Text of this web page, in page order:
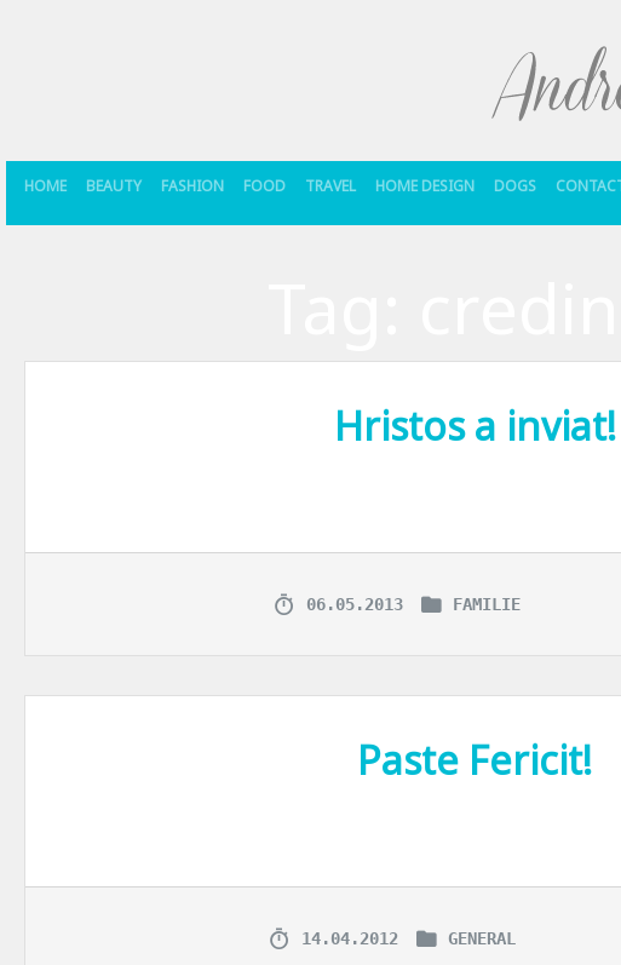
HOME BEAUTY FASHION FOOD TRAVEL HOME DESIGN DOGS
Hristos a inviat!
06.05.2013 FAMILIE
Paste Fericit!
Azi imi amintesc mai bine ca oricand de anii copilariei. Anii in care
14.04.2012 GENERAL